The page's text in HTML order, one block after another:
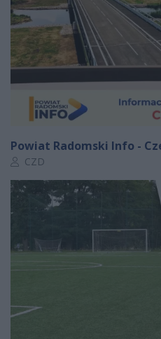
Powiat Radomski Info -
Autor artykułu:
CZD